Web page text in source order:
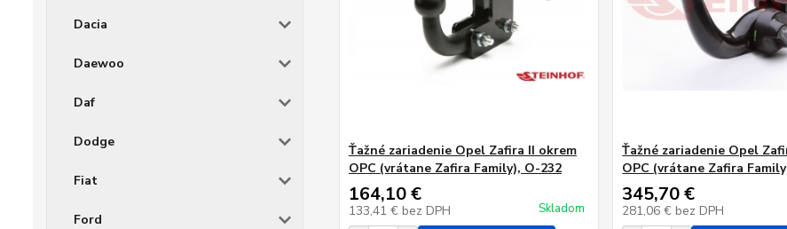
Dacia
Daewoo
Daf
Dodge
Fiat
Ford
Ťažné zariadenie Opel Zafira II okrem
OPC (vrátane Zafira Family), O-232
164,10 €
133,41 € bez DPH Skladom
Ťažné zariadenie Opel
OPC (vrátane Zafira
345,70 €
281,06 € bez DPH